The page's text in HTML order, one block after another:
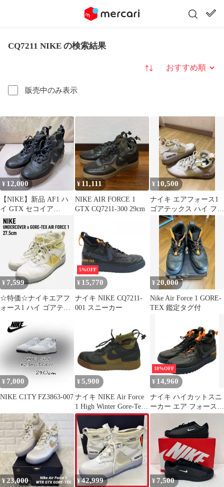
CQ7211 NIKE の検索結果
販売中のみ表示
並び替え
¥ 12,000
【NIKE】新品 AF1 ハ
イ GTX セコイア
CQ7211-300 25cm
¥ 11,111
NIKE AIR FORCE 1
GTX CQ7211-300 29cm
¥ 10,500
ナイキ エアフォース1
ゴアテックス ハイ ファ
ントム GORE-TEX
¥ 7,599
☆特価☆ナイキエアフ
ォース1 ハイ ゴアテッ
5%OFF
¥ 15,770
ナイキ NIKE CQ7211-
001 スニーカー
¥ 20,000
Nike Air Force 1 GORE-
TEX 鑑定タグ付
¥ 7,000
NIKE C1TY FZ3863-007
¥ 5,900
ナイキ NIKE Air Force
1 High Winter Gore-Tex
Sequoia スニーカー ハ
イカット カーキ US10
28cm CQ7211-300 /SM3
■GY
18%OFF
¥ 14,960
ナイキ ハイカットスニ
ーカー エア フォース 1
ウィンター ゴアテック
ス CQ7211-001 メンズ
SIZE 29.0 NIKE
¥23,000 ¥42,999 ¥ 7,500